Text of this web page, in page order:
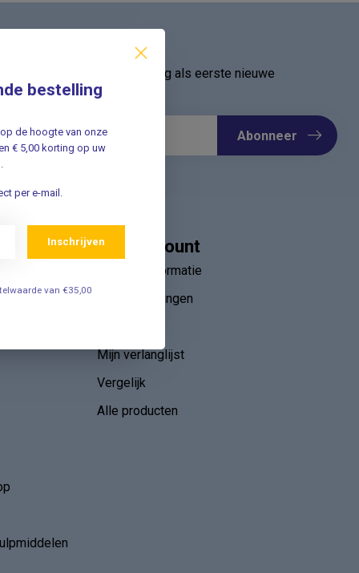
onze nieuwsbrief en ontvang als eerste nieuwe
u nu aan ➡️
Abonneer
Mijn account
Account informatie
Mijn bestellingen
Mijn verlanglijst
Vergelijk
Alle producten
bestelling
de hoogte van onze
€ 5,00 korting op uw
per e-mail.
Inschrijven
van €35,00